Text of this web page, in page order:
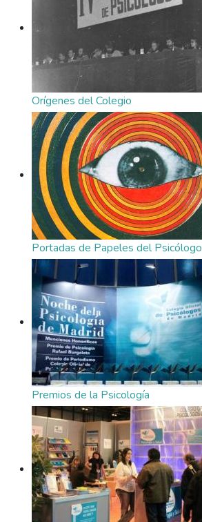
Orígenes del Colegio
Portadas de Papeles del Psicólogo
Premios de la Psicología